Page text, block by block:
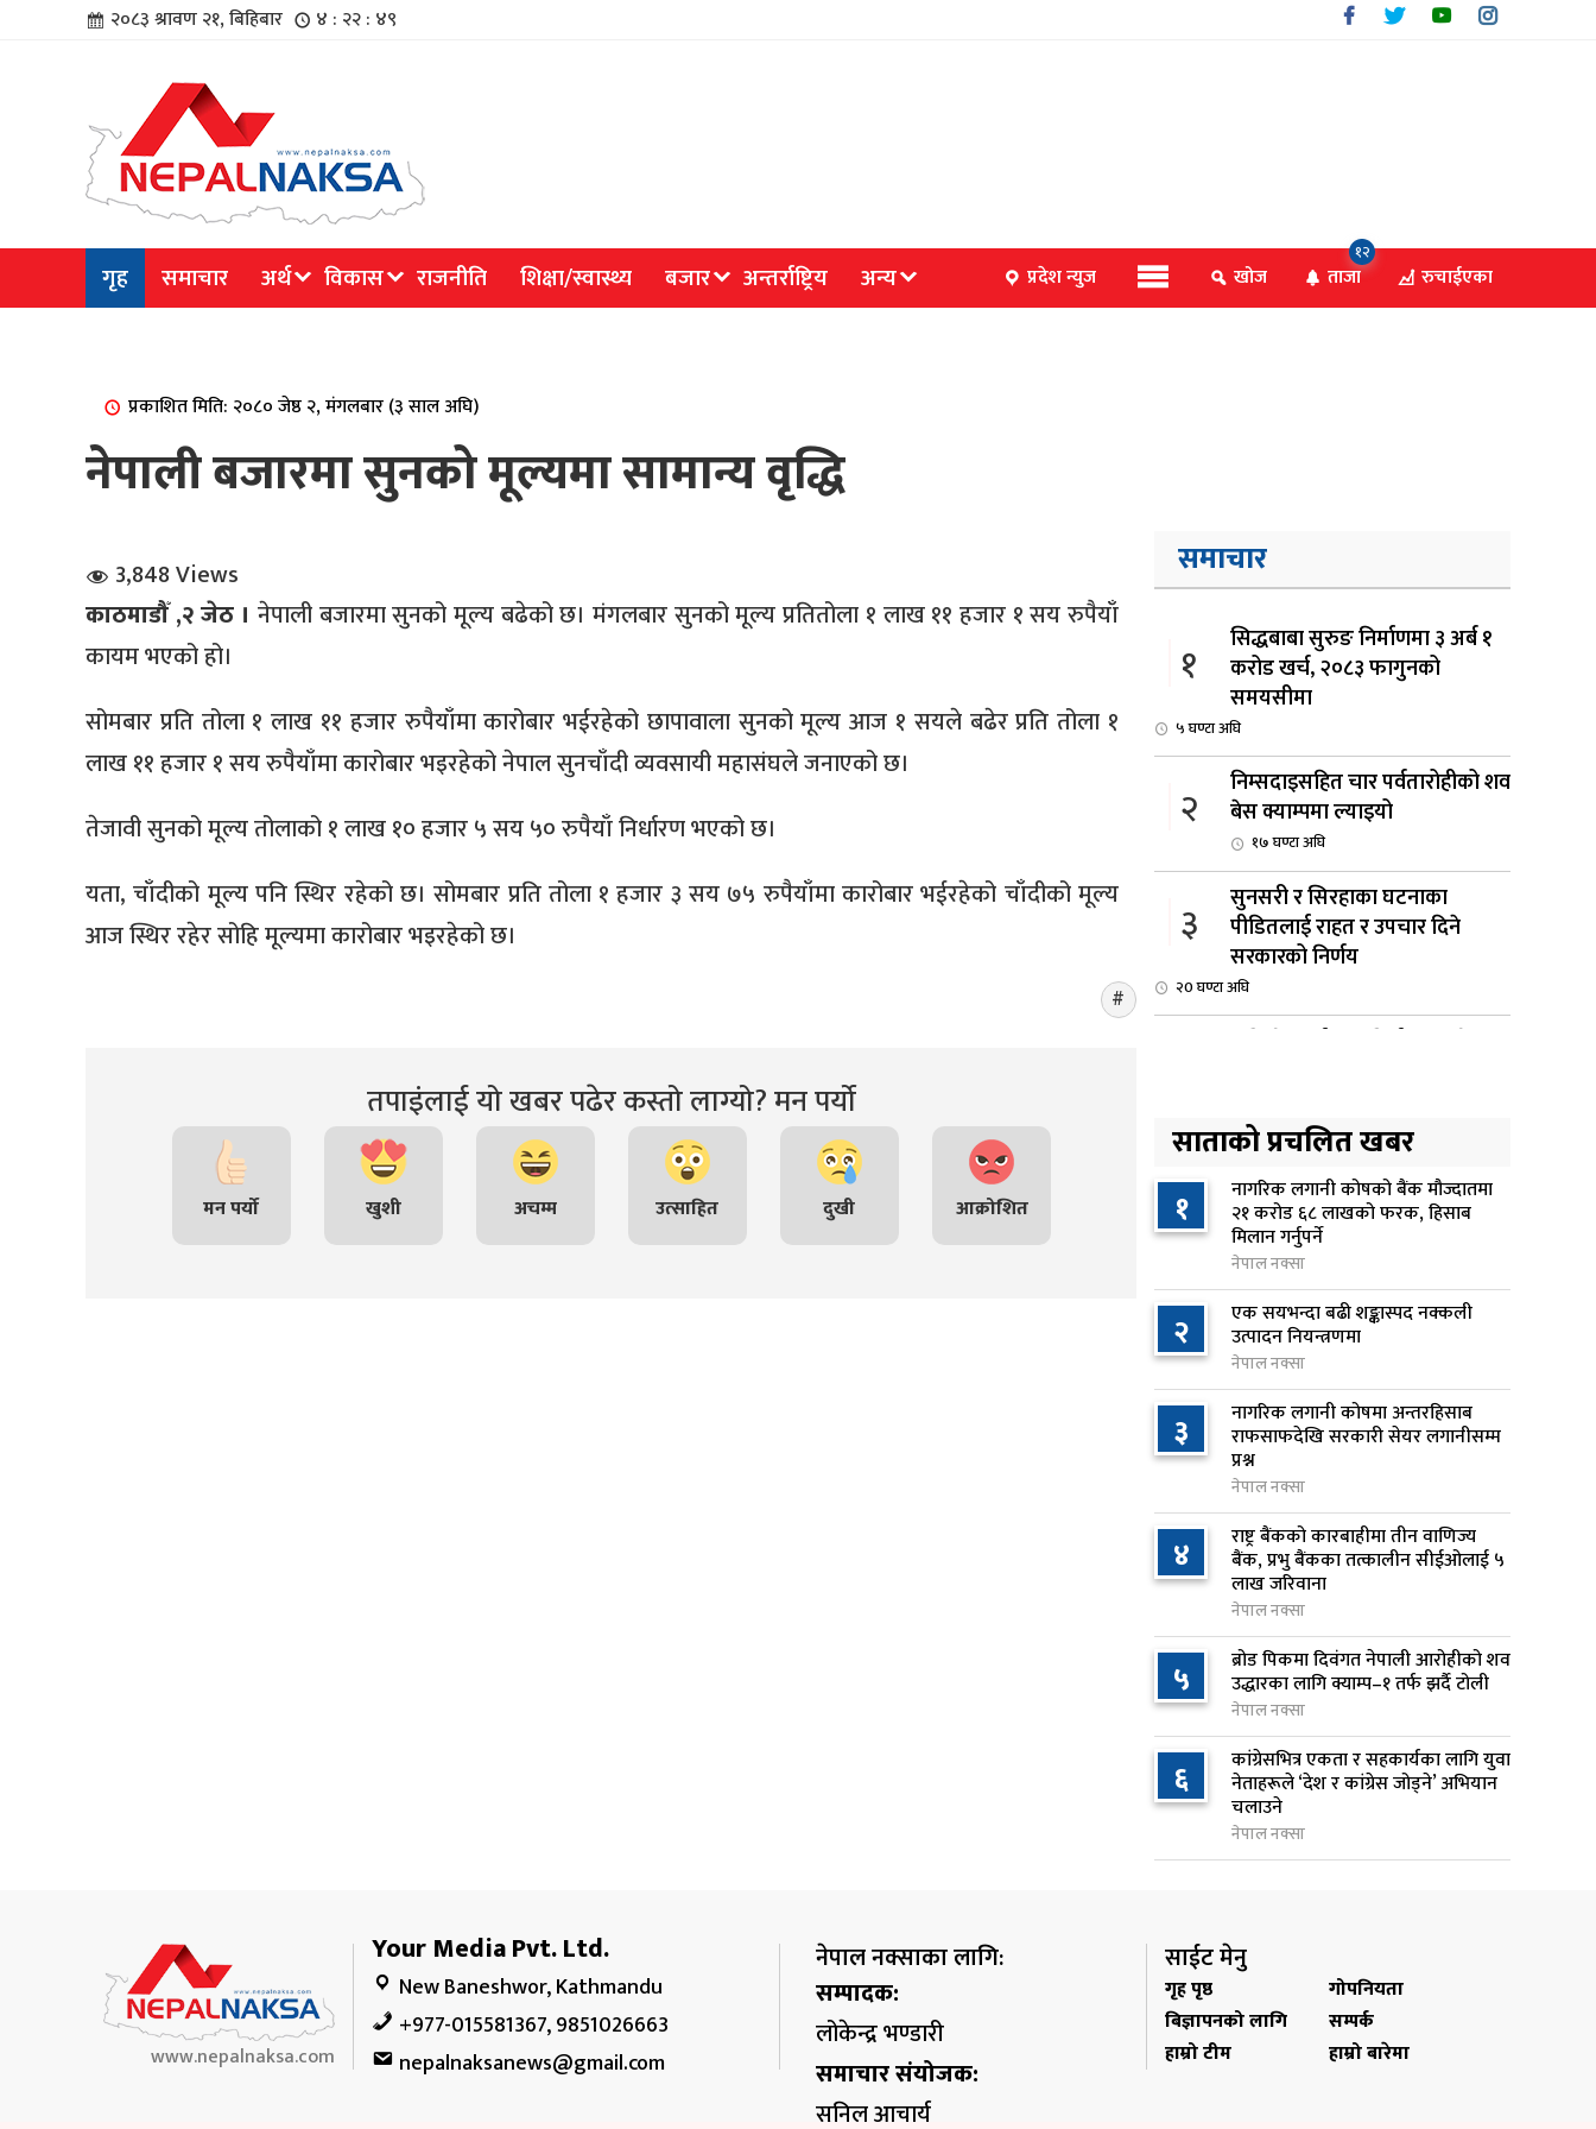
२०८३ श्रावण २१, बिहिबार ४ : २२ : ४९
गृह समाचार अर्थ विकास राजनीति शिक्षा/स्वास्थ्य बजार अन्तर्राष्ट्रिय अन्य प्रदेश न्युज खोज ताजा
१२
रुचाईएका
प्रकाशित मिति: २०८० जेष्ठ २, मंगलबार (३ साल अघि)
नेपाली बजारमा सुनको मूल्यमा सामान्य वृद्धि
3,848 Views
काठमाडौँ ,२ जेठ । नेपाली बजारमा सुनको मूल्य बढेको छ। मंगलबार सुनको मूल्य प्रतितोला १ लाख ११ हजार १ सय रुपैयाँ
कायम भएको हो।
सोमबार प्रति तोला १ लाख ११ हजार रुपैयाँमा कारोबार भईरहेको छापावाला सुनको मूल्य आज १ सयले बढेर प्रति तोला १
लाख ११ हजार १ सय रुपैयाँमा कारोबार भइरहेको नेपाल सुनचाँदी व्यवसायी महासंघले जनाएको छ।
तेजावी सुनको मूल्य तोलाको १ लाख १० हजार ५ सय ५० रुपैयाँ निर्धारण भएको छ।
यता, चाँदीको मूल्य पनि स्थिर रहेको छ। सोमबार प्रति तोला १ हजार ३ सय ७५ रुपैयाँमा कारोबार भईरहेको चाँदीको मूल्य
आज स्थिर रहेर सोहि मूल्यमा कारोबार भइरहेको छ।
तपाइंलाई यो खबर पढेर कस्तो लाग्यो? मन पर्यो
मन पर्यो खुशी अचम्म उत्साहित दुखी आक्रोशित
समाचार
१
सिद्धबाबा सुरुङ निर्माणमा ३ अर्ब १
करोड खर्च, २०८३ फागुनको
समयसीमा
५ घण्टा अघि
२
निम्सदाइसहित चार पर्वतारोहीको शव
बेस क्याम्पमा ल्याइयो
१७ घण्टा अघि
३
सुनसरी र सिरहाका घटनाका
पीडितलाई राहत र उपचार दिने
सरकारको निर्णय
२0 घण्टा अघि
२१ घण्टा अघि
५
नेपाल टेलिकमले बक्यौता महसुलमा
जरिवाना छुट दिने
२१ घण्टा अघि
६
नेपाल फार्मेसी परिषद्को अध्यक्षमा
डा. कादिर आलम नियुक्त
२१ घण्टा अघि
७
नबिल बैंकको नाफा ३३.५० प्रतिशतले
बढ्यो, लाभांश क्षमता १९.१० प्रतिशत
२२ घण्टा अघि
८
राष्ट्र बैंकलाई अर्थमन्त्री वाग्लेको
आग्रह: नियामक मात्र होइन, आर्थिक
विकासको सहयात्री बन्नुस्
२२ घण्टा अघि
९
स्पेस–एक्सको रकेटको भाग आज
चन्द्रमासँग ठोक्किँदै
२२ घण्टा अघि
१०
एभरेस्ट बैंकको खुद नाफा ४.७५
प्रतिशतले बढ्यो
साताको प्रचलित खबर
१ नागरिक लगानी कोषको बैंक मौज्दातमा
२१ करोड ६८ लाखको फरक, हिसाब
मिलान गर्नुपर्ने
नेपाल नक्सा
२ एक सयभन्दा बढी शङ्कास्पद नक्कली
उत्पादन नियन्त्रणमा
नेपाल नक्सा
३ नागरिक लगानी कोषमा अन्तरहिसाब
राफसाफदेखि सरकारी सेयर लगानीसम्म
प्रश्न
नेपाल नक्सा
४ राष्ट्र बैंकको कारबाहीमा तीन वाणिज्य
बैंक, प्रभु बैंकका तत्कालीन सीईओलाई ५
लाख जरिवाना
नेपाल नक्सा
५ ब्रोड पिकमा दिवंगत नेपाली आरोहीको शव
उद्धारका लागि क्याम्प–१ तर्फ झर्दै टोली
नेपाल नक्सा
६ कांग्रेसभित्र एकता र सहकार्यका लागि युवा
नेताहरूले ‘देश र कांग्रेस जोड्ने’ अभियान
चलाउने
नेपाल नक्सा
www.nepalnaksa.com
Your Media Pvt. Ltd.
New Baneshwor, Kathmandu
+977-015581367, 9851026663
nepalnaksanews@gmail.com
नेपाल नक्साका लागि:
सम्पादक:
लोकेन्द्र भण्डारी
समाचार संयोजक:
सुनिल आचार्य
साईट मेनु
गृह पृष्ठ
गोपनियता
बिज्ञापनको लागि
सम्पर्क
हाम्रो टीम
हाम्रो बारेमा